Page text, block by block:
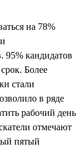
на 78%
95% кандидатов
Более
стали
в ряде
рабочий день
отмечают
пятый